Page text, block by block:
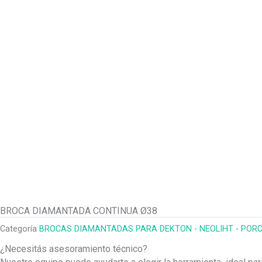
BROCA DIAMANTADA CONTINUA Ø38
Categoría BROCAS DIAMANTADAS PARA DEKTON - NEOLIHT -
¿Necesitás asesoramiento técnico?